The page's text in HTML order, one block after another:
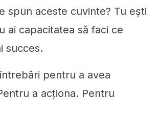
spun aceste cuvinte? Tu eşti
ai capacitatea să faci ce
succes.
pentru a avea
a acţiona. Pentru